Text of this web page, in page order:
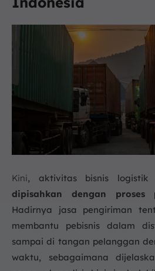
Kini, aktivitas bisnis logistik
dipisahkan dengan proses
Hadirnya jasa pengiriman
membantu pebisnis dalam
sampai di tangan pelanggan
waktu, sebagaimana